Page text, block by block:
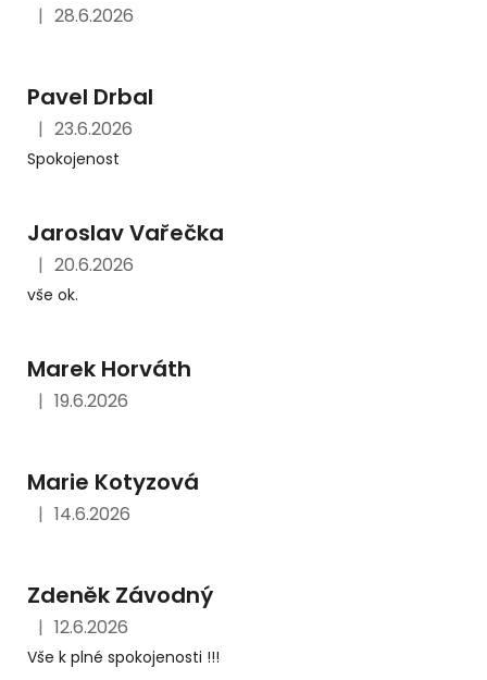
Hodnocení obchodu je 5 z 5 hvězdiček.
| 28.6.2026
Pavel Drbal
Hodnocení obchodu je 5 z 5 hvězdiček.
| 23.6.2026
Spokojenost
Jaroslav Vařečka
Hodnocení obchodu je 5 z 5 hvězdiček.
| 20.6.2026
vše ok.
Marek Horváth
Hodnocení obchodu je 5 z 5 hvězdiček.
| 19.6.2026
Marie Kotyzová
Hodnocení obchodu je 5 z 5 hvězdiček.
| 14.6.2026
Zdeněk Závodný
Hodnocení obchodu je 5 z 5 hvězdiček.
| 12.6.2026
Vše k plné spokojenosti !!!